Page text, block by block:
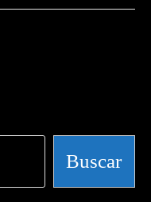
Buscar